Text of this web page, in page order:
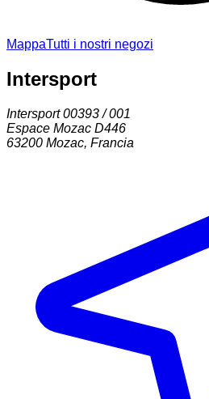
MappaTutti i nostri negozi
Intersport
Intersport 00393 / 001
Espace Mozac D446
63200 Mozac, Francia